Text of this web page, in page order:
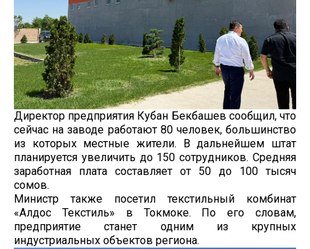
Директор предприятия Кубан Бекбашев сообщил, что
сейчас на заводе работают 80 человек, большинство
из которых местные жители. В дальнейшем штат
планируется увеличить до 150 сотрудников. Средняя
заработная плата составляет от 50 до 100 тысяч
сомов.
Министр также посетил текстильный комбинат
«Алдос Текстиль» в Токмоке. По его словам,
предприятие станет одним из крупных
индустриальных объектов региона.